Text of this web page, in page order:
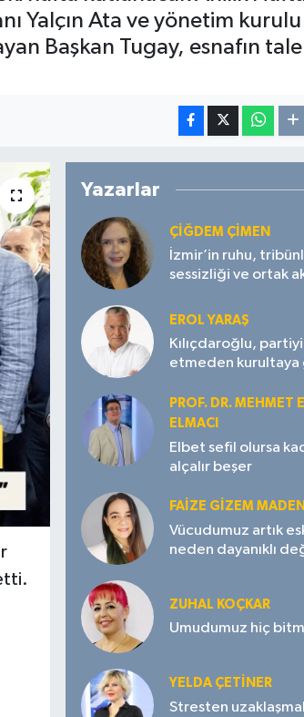
Yalçın Ata ve yönetim
Başkan Tugay, esnafın
Yazarlar
ÇIĞDEM ÇIMEN
İzmir’in ruhu,
sessizliği ve ortak
EROL YARAŞ
Kılıçdaroğlu,
etmeden kurultaya
PROF. DR. MEHMET
ELMACI
Elbet sefil olursa
alçalır beşer
FAIZE GIZEM MADEN
Vücudumuz artık
neden dayanıklı
ZUHAL KOÇKAR
Umudumuz hiç
YELDA ÇETİNER
Stresten